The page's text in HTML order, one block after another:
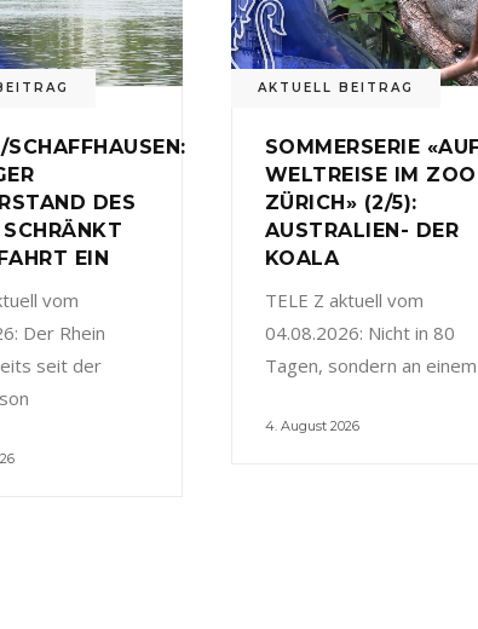
SCHAFFHAUSEN:
DES
SCHRÄNKT
EIN
vom
Der Rhein
seit der
AKTUELL BEITRAG
SOMMERSERIE
WELTREISE IM ZOO
ZÜRICH» (2/5):
AUSTRALIEN- DER
KOALA
TELE Z aktuell vom
04.08.2026: Nicht in 80
Tagen, sondern an einem
4. August 2026